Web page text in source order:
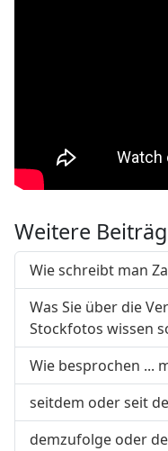
Weitere
Wie schreibt man
Was Sie über die
Stockfotos wissen
Wie besprochen ...
seitdem oder seit
demzufolge oder